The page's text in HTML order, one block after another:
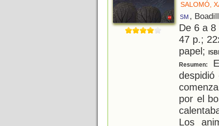
SALOMÓ,
SM ,
De 6 a
47 p.;
papel;
Resumen:
despidió
por el
Los